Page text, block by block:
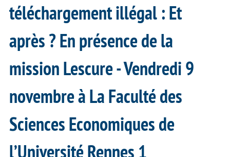
téléchargement illégal : Et
après ? En présence de la
mission Lescure - Vendredi 9
novembre à La Faculté des
Sciences Economiques de
l’Université Rennes 1